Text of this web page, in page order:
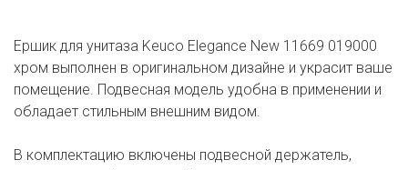
Ершик для унитаза Keuco Elegance New 11669 019000
хром выполнен в оригинальном дизайне и украсит ваше
помещение. Подвесная модель удобна в применении и
обладает стильным внешним видом.
В комплектацию включены подвесной держатель,